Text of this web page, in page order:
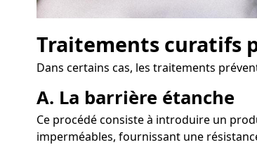
Traitements curatifs
Dans certains cas, les traitements
A. La barrière étanche
Ce procédé consiste à introduire un
imperméables, fournissant une